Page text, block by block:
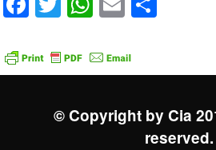
© Copyright by Cia
reserved.